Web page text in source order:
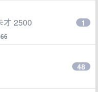
才 2500 1
48